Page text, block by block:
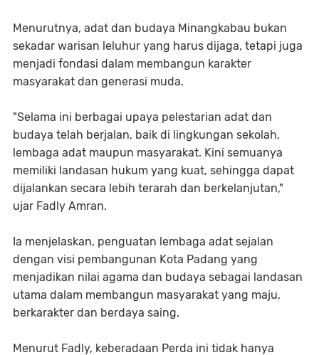
Menurutnya, adat dan budaya Minangkabau bukan
sekadar warisan leluhur yang harus dijaga, tetapi juga
menjadi fondasi dalam membangun karakter
masyarakat dan generasi muda.
"Selama ini berbagai upaya pelestarian adat dan
budaya telah berjalan, baik di lingkungan sekolah,
lembaga adat maupun masyarakat. Kini semuanya
memiliki landasan hukum yang kuat, sehingga dapat
dijalankan secara lebih terarah dan berkelanjutan,"
ujar Fadly Amran.
Ia menjelaskan, penguatan lembaga adat sejalan
dengan visi pembangunan Kota Padang yang
menjadikan nilai agama dan budaya sebagai landasan
utama dalam membangun masyarakat yang maju,
berkarakter dan berdaya saing.
Menurut Fadly, keberadaan Perda ini tidak hanya